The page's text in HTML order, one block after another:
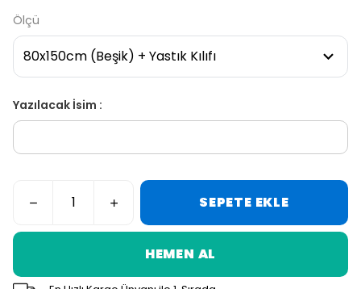
Ölçü
Yazılacak İsim :
SEPETE EKLE
HEMEN AL